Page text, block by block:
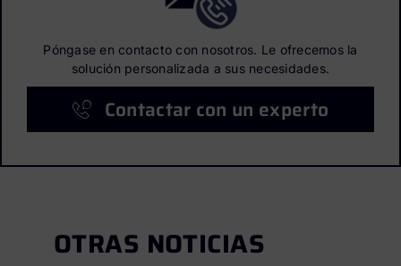
Póngase en contacto con nosotros. Le ofrecemos la
solución personalizada a sus necesidades.
Contactar con un experto
OTRAS NOTICIAS